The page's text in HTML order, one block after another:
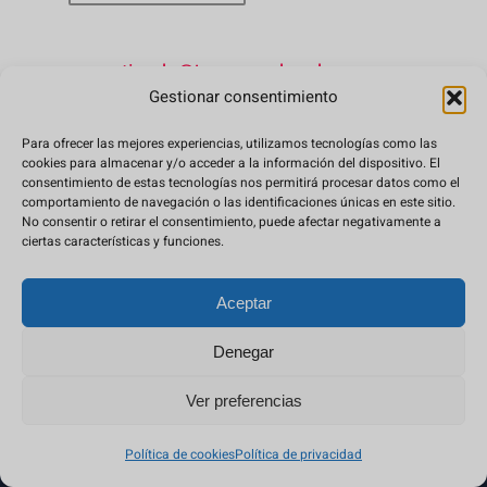
Gestionar consentimiento
Para ofrecer las mejores experiencias, utilizamos tecnologías como las
cookies para almacenar y/o acceder a la información del dispositivo. El
consentimiento de estas tecnologías nos permitirá procesar datos como el
comportamiento de navegación o las identificaciones únicas en este sitio.
No consentir o retirar el consentimiento, puede afectar negativamente a
ciertas características y funciones.
Aceptar
Denegar
Ver preferencias
Política de cookiesPolítica de privacidad
tienda@japanweekend.com
Condiciones de compra
Política de privacidad
© Copyright 2026, Jointo Entertainment S.L.